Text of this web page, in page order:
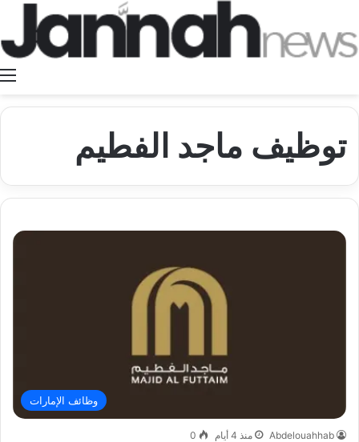
توظيف ماجد الفطيم
وظائف الإمارات
Abdelouahhab منذ 4 أيام 0